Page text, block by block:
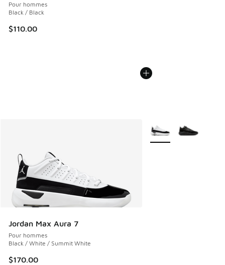
Pour hommes
Black / Black
$110.00
Jordan Max Aura 7
Pour hommes
Black / White / Summit White
$170.00
Plus de couleurs